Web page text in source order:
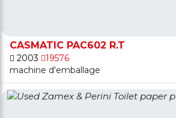
CASMATIC PAC602 R.T
2003
19576
machine d'emballage